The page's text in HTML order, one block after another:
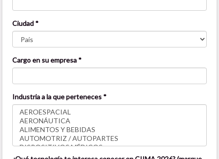
Ciudad *
Cargo en su empresa *
Industria a la que perteneces *